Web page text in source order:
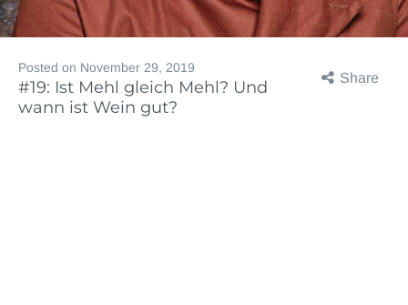
Share
Posted on November 29, 2019
#19: Ist Mehl gleich Mehl? Und
wann ist Wein gut?